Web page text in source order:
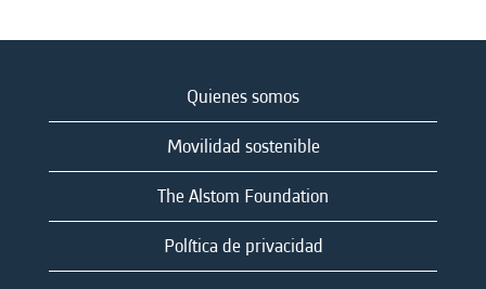
Quienes somos
Movilidad sostenible
The Alstom Foundation
Política de privacidad